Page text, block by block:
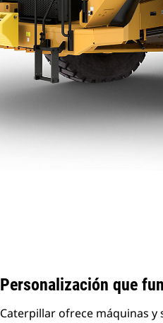
Personalización que
Caterpillar ofrece máquinas